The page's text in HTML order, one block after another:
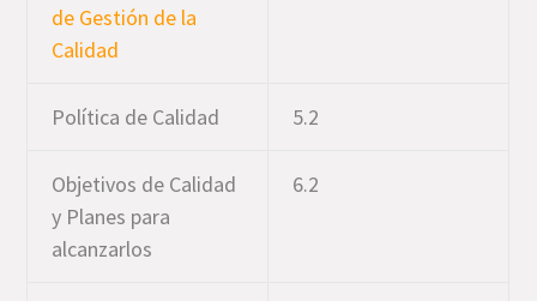
de Gestión de la
Calidad
Política de Calidad 5.2
Objetivos de Calidad
y Planes para
alcanzarlos
6.2